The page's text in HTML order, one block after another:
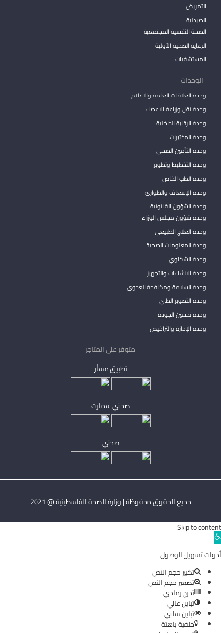
التمريض
الصيدلية
الصحة النفسية المجتمعية
الرعاية الصحية الأولية
المستشفيات
الوحدات
وحدة العلاقات العامة والاعلام
وحدة نقل وزراعة الاعضاء
وحدة الرقابة الداخلية
وحدة المختبرات
وحدة التأمين الصحي
وحدة التخطيط وتطوير
وحدة الطب الخاص
وحدة الإسعاف والطوارئ
وحدة الشؤون القانونية
وحدة شؤون مجلس الوزراء
وحدة العلاج الطبيعي
وحدة المعلومات الصحية
وحدة الشكاوي
وحدة الانشاءات والتجهيز
وحدة السلامة ومكافحة العدوى
وحدة التصوير الطبي
وحدة تحسين الجودة
وحدة الإجازة والتراخيص
متوفر على المتاجر
تطبيق مساْر
صحتي سمارت
صحتي
جميع الحقوق محفوظة | وزارة الصحة الفلسطينية @ 2021
Skip to content
Open
toolbar
أدوات تسهيل الوصول
تكبير حجم النص
تصغير حجم النص
تدرج رمادي
تباين عالي
تباين سلبي
خلفية باهتة